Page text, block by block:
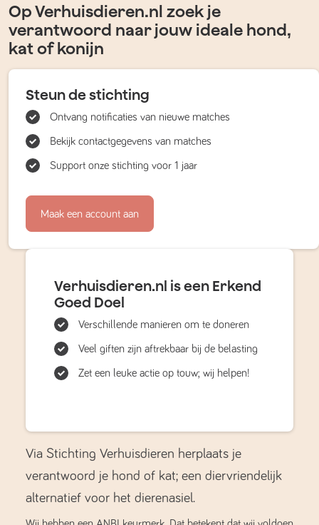
Op Verhuisdieren.nl zoek je
verantwoord naar jouw ideale hond,
kat of konijn
Steun de stichting
Ontvang notificaties van nieuwe matches
Bekijk contactgegevens van matches
Support onze stichting voor 1 jaar
Maak een account aan
Verhuisdieren.nl is een Erkend
Goed Doel
Verschillende manieren om te doneren
Veel giften zijn aftrekbaar bij de belasting
Zet een leuke actie op touw; wij helpen!
Via Stichting Verhuisdieren herplaats je
verantwoord je hond of kat; een diervriendelijk
alternatief voor het dierenasiel.